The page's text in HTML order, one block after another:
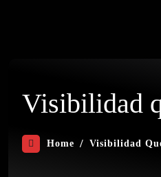
Visibilidad
Home Visibilidad